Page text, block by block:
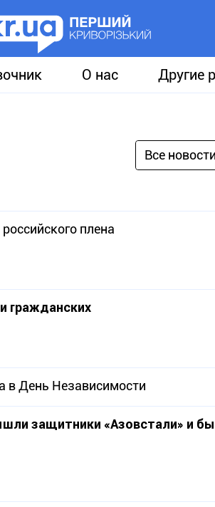
О нас Другие
Все
плена
гражданских
в День Независимости
защитники «Азовстали» и